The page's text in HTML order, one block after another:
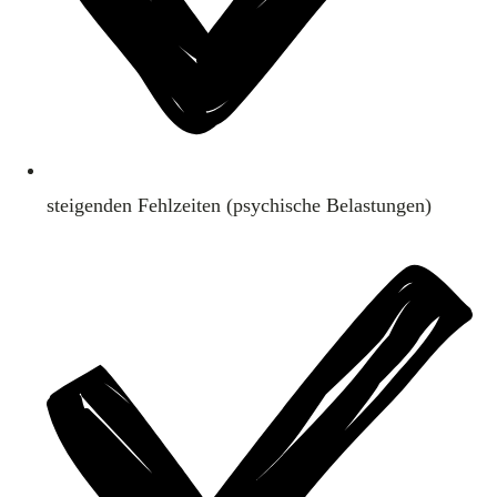
steigenden Fehlzeiten (psychische Belastungen)